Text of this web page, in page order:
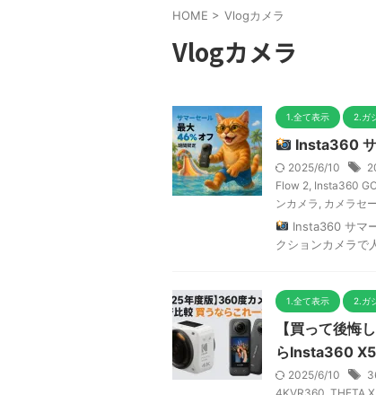
HOME > Vlogカメラ
Vlogカメラ
1.全て表示 2.ガ
Insta360 サ
2025/6/10
Flow 2, Insta360
ンカメラ , カメラセ
Insta360 サマ
クションカメラで
1.全て表示 2.ガ
【買って後悔
らInsta360 X5
2025/6/10